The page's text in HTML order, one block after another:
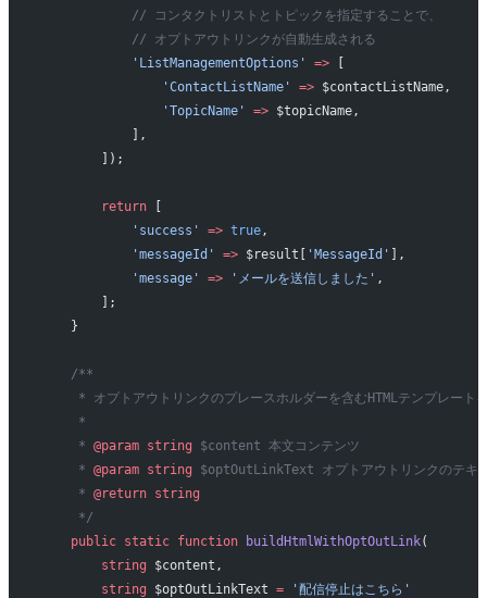
            // コンタクトリストとトピックを指定することで、
            // オプトアウトリンクが自動生成される
            'ListManagementOptions'
=> [
                'ContactListName'
=> $contactListName,
                'TopicName'
=> $topicName,
            ],
        ]);
        return
[
            'success'
=> true,
            'messageId'
=> $result[ 'MessageId' ],
            'message'
=> 'メールを送信しました' ,
        ];
    }
    /**
* オプトアウトリンクのプレースホルダーを含むHTMLテンプレート
     *
     *
@param string $content 本文コンテンツ
     *
@param string $optOutLinkText オプトアウトリンクのテキ
     *
@return string
     */
    public
static function buildHtmlWithOptOutLink(
        string
$content,
        string
$optOutLinkText = '配信停止はこちら'